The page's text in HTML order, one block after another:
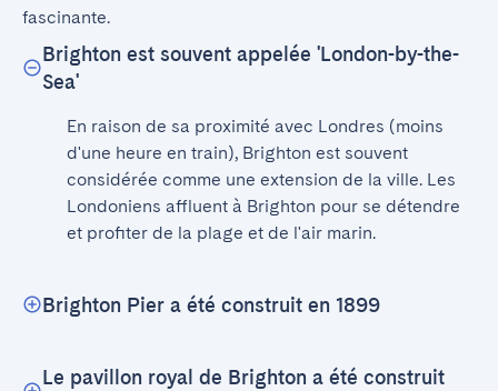
fascinante.
Brighton est souvent appelée 'London-by-the-
Sea'
En raison de sa proximité avec Londres (moins
d'une heure en train), Brighton est souvent
considérée comme une extension de la ville. Les
Londoniens affluent à Brighton pour se détendre
et profiter de la plage et de l'air marin.
Brighton Pier a été construit en 1899
Le pavillon royal de Brighton a été construit